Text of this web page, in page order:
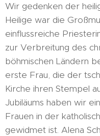
Wir gedenken der
Heilige war die
einflussreiche
zur Verbreitung des
böhmischen Ländern
erste Frau, die der
Kirche ihren Stempel
Jubiläums haben wir
Frauen in der
gewidmet ist. Alena